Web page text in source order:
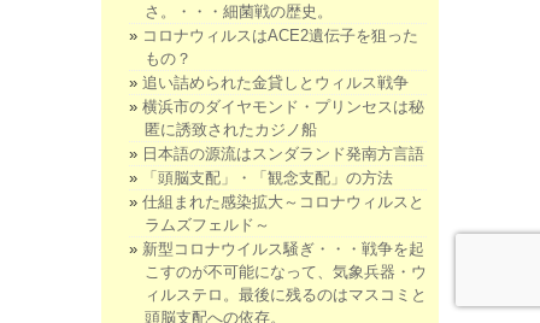
さ。・・・細菌戦の歴史。
コロナウィルスはACE2遺伝子を狙った
もの？
追い詰められた金貸しとウィルス戦争
横浜市のダイヤモンド・プリンセスは秘
匿に誘致されたカジノ船
日本語の源流はスンダランド発南方言語
「頭脳支配」・「観念支配」の方法
仕組まれた感染拡大～コロナウィルスと
ラムズフェルド～
新型コロナウイルス騒ぎ・・・戦争を起
こすのが不可能になって、気象兵器・ウ
ィルステロ。最後に残るのはマスコミと
頭脳支配への依存。